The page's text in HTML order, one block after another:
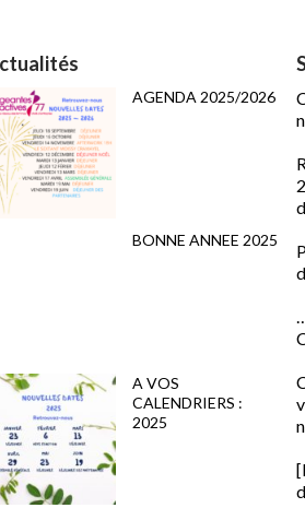
AGENDA 2025/2026
BONNE ANNEE 2025
A VOS
CALENDRIERS :
2025